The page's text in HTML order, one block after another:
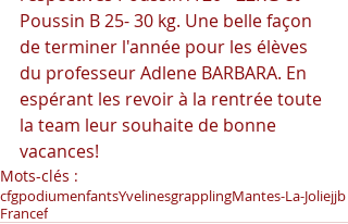
Poussin B 25- 30 kg. Une belle façon
de terminer l'année pour les élèves
du professeur Adlene BARBARA. En
espérant les revoir à la rentrée toute
la team leur souhaite de bonne
vacances!
Mots-clés :
cfgpodiumenfantsYvelinesgrapplingMantes-La-Joliejjb
Francef